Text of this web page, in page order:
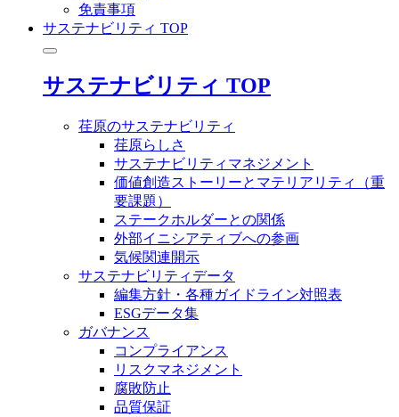
免責事項
サステナビリティ TOP
サステナビリティ TOP
荏原のサステナビリティ
荏原らしさ
サステナビリティマネジメント
価値創造ストーリーとマテリアリティ（重
要課題）
ステークホルダーとの関係
外部イニシアティブへの参画
気候関連開示
サステナビリティデータ
編集方針・各種ガイドライン対照表
ESGデータ集
ガバナンス
コンプライアンス
リスクマネジメント
腐敗防止
品質保証